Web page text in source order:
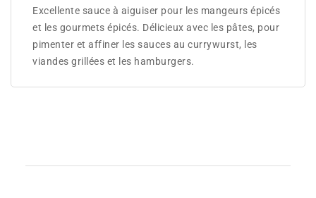
Excellente sauce à aiguiser pour les mangeurs épicés
et les gourmets épicés. Délicieux avec les pâtes, pour
pimenter et affiner les sauces au currywurst, les
viandes grillées et les hamburgers.